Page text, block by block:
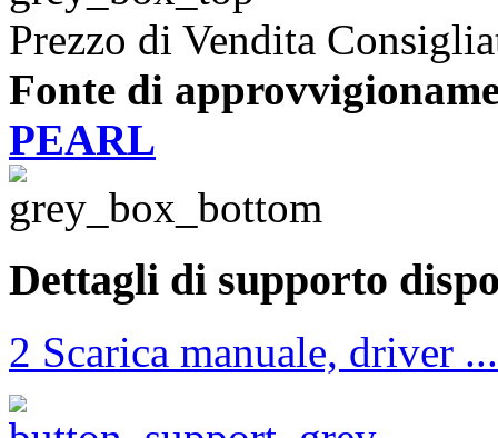
Prezzo di Vendita
Fonte di
PEARL
Dettagli di supporto
2 Scarica manuale, driver ...